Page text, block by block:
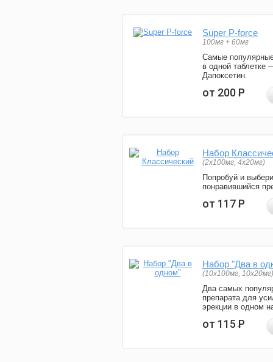
Super P-force
100мг + 60мг
Самые
в одной таблетке
Дапоксетин.
от 200Р
Набор
(2x100мг, 4x20мг)
Попробуй и
понравившийся
от 117Р
Набор "Два в
(10x100мг, 10x20мг)
Два самых
препарата для
эрекции в одном
от 115Р